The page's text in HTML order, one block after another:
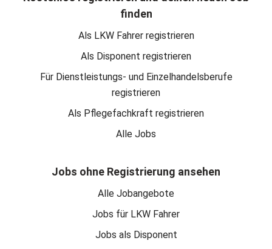
finden
Als LKW Fahrer registrieren
Als Disponent registrieren
Für Dienstleistungs- und Einzelhandelsberufe
registrieren
Als Pflegefachkraft registrieren
Alle Jobs
Jobs ohne Registrierung ansehen
Alle Jobangebote
Jobs für LKW Fahrer
Jobs als Disponent